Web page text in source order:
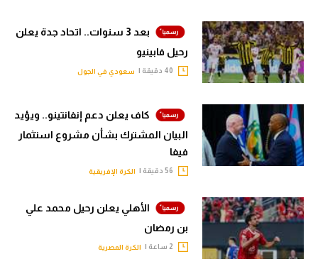
بعد 3 سنوات.. اتحاد جدة يعلن
رحيل فابينيو
سعودي في الجول
كاف يعلن دعم إنفانتينو.. ويؤيد
البيان المشترك بشأن مشروع استثمار
فيفا
الكرة الإفريقية
الأهلي يعلن رحيل محمد علي
بن رمضان
الكرة المصرية